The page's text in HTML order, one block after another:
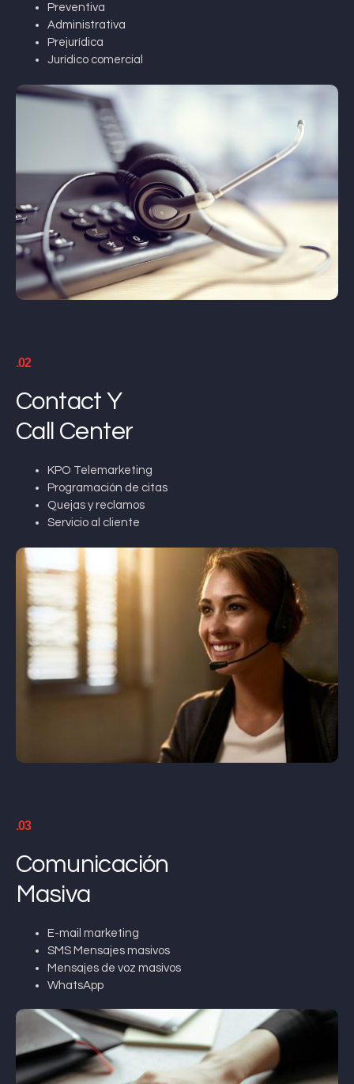
Preventiva
Administrativa
Prejurídica
Jurídico comercial
.02
Contact Y
Call Center
KPO Telemarketing
Programación de citas
Quejas y reclamos
Servicio al cliente
.03
Comunicación
Masiva
E-mail marketing
SMS Mensajes masivos
Mensajes de voz masivos
WhatsApp